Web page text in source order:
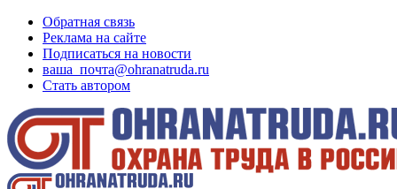
Обратная связь
Реклама на сайте
Подписаться на новости
ваша_почта@ohranatruda.ru
Стать автором